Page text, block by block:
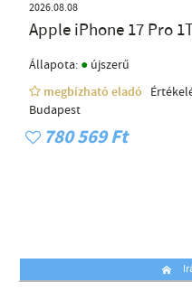
2026.08.08
Apple iPhone 17 Pro
Állapota: ● újszerű
megbízható eladó
Budapest
780 569 Ft